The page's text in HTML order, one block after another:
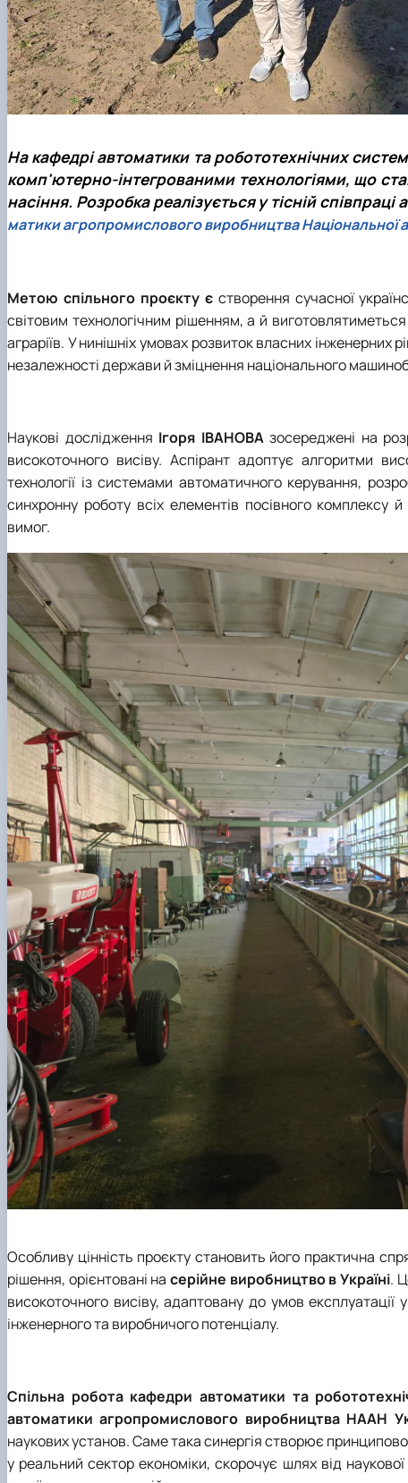
На кафедрі автоматики та робототехнічних
комп'ютерно-інтегрованими технологіями, що
насіння. Розробка реалізується у тісній
матики агропромислового виробництва Національної
Метою спільного проєкту є створення сучасної
світовим технологічним рішенням, а й
аграріїв. У нинішніх умовах розвиток власних
незалежності держави й зміцнення національного
Наукові дослідження Ігоря ІВАНОВА зосереджені на
високоточного висіву. Аспірант адоптує алгоритми
технології із системами автоматичного керування,
синхронну роботу всіх елементів посівного комплексу
вимог.
Особливу цінність проєкту становить його практична
рішення, орієнтовані насерійне виробництво в Україні.
високоточного висіву, адаптовану до умов експлуатації
інженерного та виробничого потенціалу.
Спільна робота кафедри автоматики та
автоматики агропромислового виробництва НААН
наукових установ. Саме така синергія створює
у реальний сектор економіки, скорочує шлях від